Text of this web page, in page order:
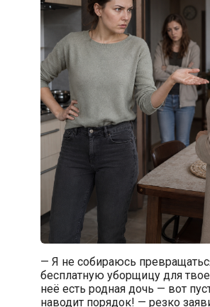
— Я не собираюсь
бесплатную уборщицу для
неё есть родная дочь — вот
наводит порядок! — резко